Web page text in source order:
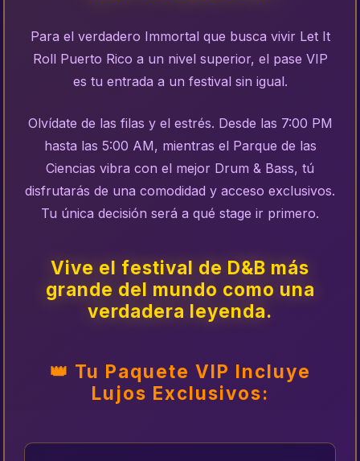
Para el verdadero Immortal que busca vivir Let It
Roll Puerto Rico a un nivel superior, el pase VIP
es tu entrada a un festival sin igual.
Olvídate de las filas y el estrés. Desde las 7:00 PM
hasta las 5:00 AM, mientras el Parque de las
Ciencias vibra con el mejor Drum & Bass, tú
disfrutarás de una comodidad y acceso exclusivos.
Tu única decisión será a qué stage ir primero.
Vive el festival de D&B más
grande del mundo como una
verdadera leyenda.
👑 Tu Paquete VIP Incluye
Lujos Exclusivos: